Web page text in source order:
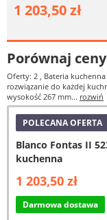
1 203,50 zł
Porównaj ceny
Oferty: 2 , Bateria
rozwiązanie do każdej
wysokość 267 mm... rozwiń
POLECANA OFERTA
Blanco Fontas II
kuchenna
1 203,50 zł
Darmowa dostawa